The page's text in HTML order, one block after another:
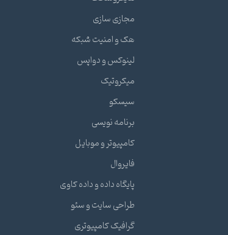
مجازی سازی
هک و امنیت شبکه
لینوکس و دواپس
میکروتیک
سیسکو
برنامه نویسی
کامپیوتر و موبایل
فایروال
پایگاه داده و داده کاوی
طراحی سایت و سئو
گرافیک کامپیوتری